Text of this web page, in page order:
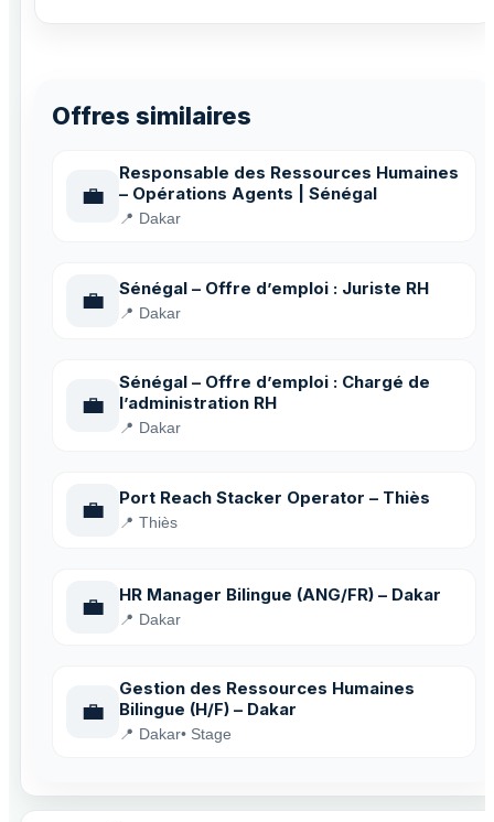
Offres similaires
💼
Responsable des Ressources Humaines
– Opérations Agents | Sénégal
📍 Dakar
💼 Sénégal – Offre d’emploi : Juriste RH
📍 Dakar
💼
Sénégal – Offre d’emploi : Chargé de
l’administration RH
📍 Dakar
💼 Port Reach Stacker Operator – Thiès
📍 Thiès
💼 HR Manager Bilingue (ANG/FR) – Dakar
📍 Dakar
💼
Gestion des Ressources Humaines
Bilingue (H/F) – Dakar
📍 Dakar• Stage